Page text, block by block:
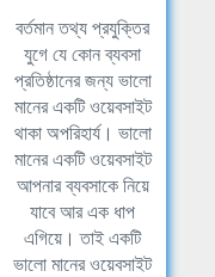
বর্তমান তথ্য প্রযুক্তির
যুগে যে কোন ব্যবসা
প্রতিষ্ঠানের জন্য ভালো
মানের একটি ওয়েবসাইট
থাকা অপরিহার্য। ভালো
মানের একটি ওয়েবসাইট
আপনার ব্যবসাকে নিয়ে
যাবে আর এক ধাপ
এগিয়ে। তাই একটি
ভালো মানের ওয়েবসাইট